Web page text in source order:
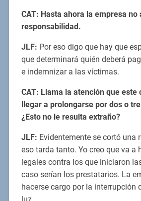
CAT: Hasta ahora la empresa no
responsabilidad.
JLF: Por eso digo que hay que
que determinará quién deberá
e indemnizar a las víctimas.
CAT: Llama la atención que este
llegar a prolongarse por dos o
¿Esto no le resulta extraño?
JLF: Evidentemente se cortó una
eso tarda tanto. Yo creo que va a
legales contra los que iniciaron
caso serían los prestatarios. La
hacerse cargo por la interrupción